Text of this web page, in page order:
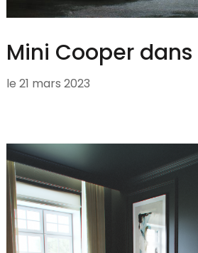
Mini Cooper dans
le 21 mars 2023